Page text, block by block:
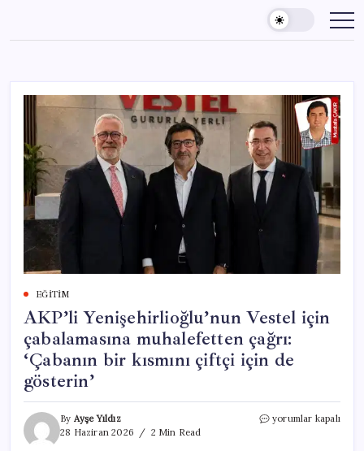
content
EĞITIM
AKP’li Yenişehirlioğlu’nun Vestel için
çabalamasına muhalefetten çağrı:
‘Çabanın bir kısmını çiftçi için de
gösterin’
By Ayşe Yıldız
28 Haziran 2026
2 Min Read
AKP’li
yorumlar kapalı